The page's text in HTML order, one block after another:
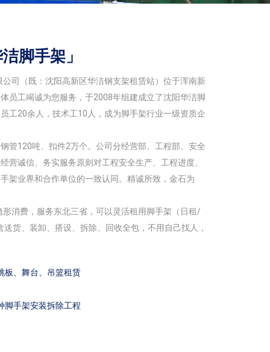
脚手架」
司（既：沈阳高新区华洁钢支架租赁站）位于浑南新
员工竭诚为您服务，于2008年组建成立了沈阳华洁脚
工20余人，技术工10人，成为脚手架行业一级资质企
管120吨、扣件2万个。公司分经营部、工程部、安全
营诚信、务实服务原则对工程安全生产、工程进度、
架业界和合作单位的一致认同。精诚所致，金石为
消费，服务东北三省，可以灵活租用脚手架（日租/
货、装卸、搭设、拆除、回收全包，不用自己找人，
板、舞台、吊篮租赁
脚手架安装拆除工程